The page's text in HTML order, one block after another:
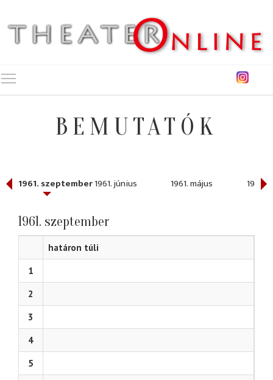
BEMUTATÓK
1961. szeptember1961. június 1961. május 1961.
1961. szeptember
határon túli
1
2
3
4
5